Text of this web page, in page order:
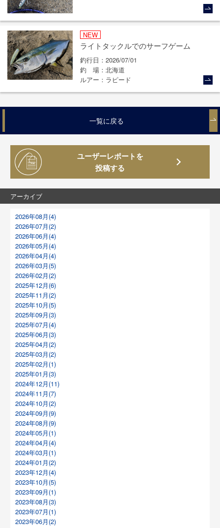
NEW
ライトタックルでのサーフゲーム
釣行日
2026/07/01
釣場
北海道
ルアー
ラピード
一覧に戻る
ユーザーレポートを
投稿する
アーカイブ
2026年08月(4)
2026年07月(2)
2026年06月(4)
2026年05月(4)
2026年04月(4)
2026年03月(5)
2026年02月(2)
2025年12月(6)
2025年11月(2)
2025年10月(5)
2025年09月(3)
2025年07月(4)
2025年06月(3)
2025年04月(2)
2025年03月(2)
2025年02月(1)
2025年01月(3)
2024年12月(11)
2024年11月(7)
2024年10月(2)
2024年09月(9)
2024年08月(9)
2024年05月(1)
2024年04月(4)
2024年03月(1)
2024年01月(2)
2023年12月(4)
2023年10月(5)
2023年09月(1)
2023年08月(3)
2023年07月(1)
2023年06月(2)